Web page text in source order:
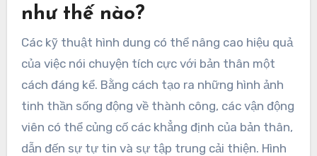
như thế nào?
Các kỹ thuật hình dung có thể nâng cao hiệu quả
của việc nói chuyện tích cực với bản thân một
cách đáng kể. Bằng cách tạo ra những hình ảnh
tinh thần sống động về thành công, các vận động
viên có thể củng cố các khẳng định của bản thân,
dẫn đến sự tự tin và sự tập trung cải thiện. Hình